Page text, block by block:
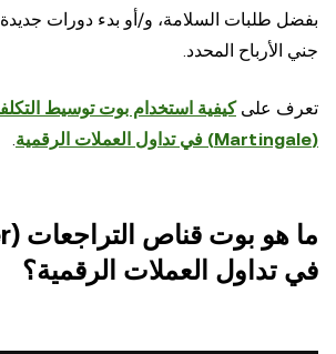
بفضل طلبات السلامة، و/أو بدء دورات
جني الأرباح المحدد.
تعرف علىكيفية استخدام بوت توسيط
(Martingale) في تداول العملات الرقمية
.
في تداول العملات الرقمية؟